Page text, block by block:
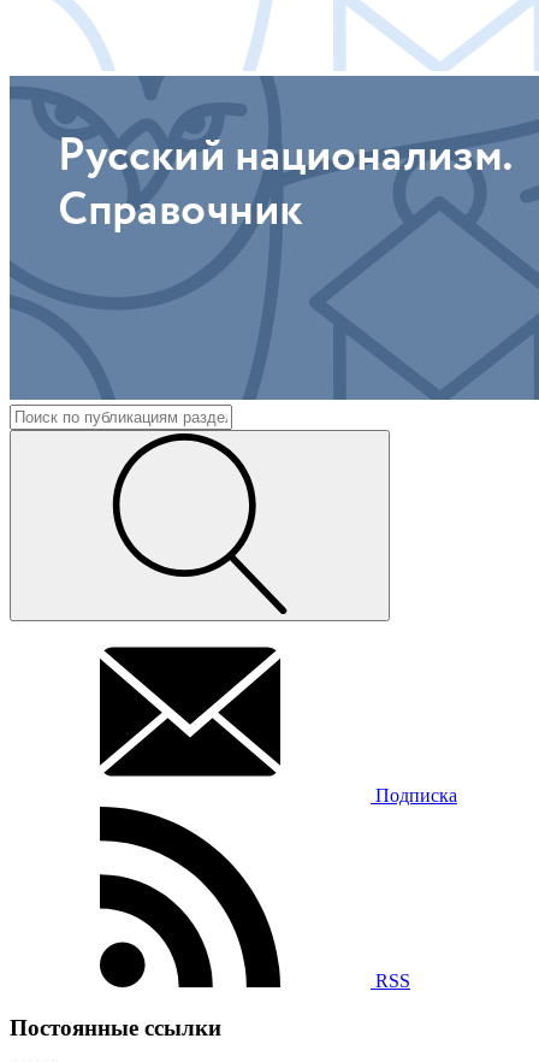
Подписка
RSS
Постоянные ссылки